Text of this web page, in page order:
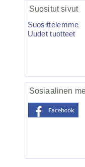
Suositut sivut
Suosittelemme
Uudet tuotteet
Sosiaalinen